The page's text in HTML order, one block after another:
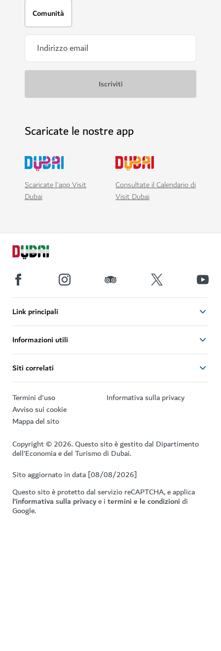
Comunità
Scaricate le nostre app
Scaricate l'app Visit
Dubai
Consultate il Calendario di
Visit Dubai
Link principali
Informazioni utili
Siti correlati
Termini d'uso
Informativa sulla privacy
Avviso sui cookie
Mappa del sito
Copyright © 2026. Questo sito è gestito dal Dipartimento
dell’Economia e del Turismo di Dubai.
Sito aggiornato in data [08/08/2026]
Questo sito è protetto dal servizio reCAPTCHA, e applica
l’informativa sulla privacye itermini e le condizionidi
Google.